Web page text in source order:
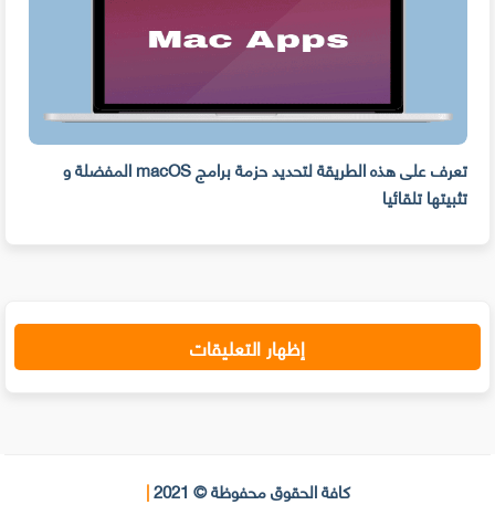
تعرف على هذه الطريقة لتحديد حزمة برامج macOS المفضلة و
تثبيتها تلقائيا
إظهار التعليقات
كافة الحقوق محفوظة © 2021 |